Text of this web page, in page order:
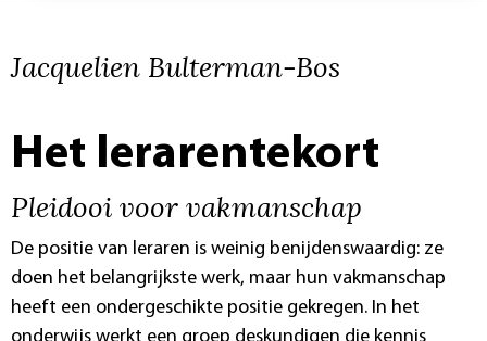
Jacquelien Bulterman-Bos
Het lerarentekort
Pleidooi voor vakmanschap
De positie van leraren is weinig benijdenswaardig: ze
doen het belangrijkste werk, maar hun vakmanschap
heeft een ondergeschikte positie gekregen. In het